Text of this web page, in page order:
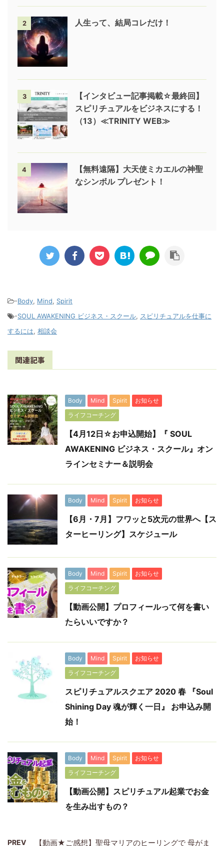
2 人生って、結局コレだけ！
3
【インタビュー記事掲載☆最終回】
スピリチュアルをビジネスにする！
（13）≪TRINITY WEB≫
4
【無料遠隔】大天使ミカエルの神聖
なシンボル プレゼント！
-Body, Mind, Spirit
-SOUL AWAKENING ビジネス・スクール, スピリチュアルを仕事に
するには, 相談会
関連記事
Body Mind Spirit
お知らせ
ライフコーチング
【4月12日☆お申込開始】『 SOUL
AWAKENING ビジネス・スクール』オン
ラインセミナー＆説明会
Body Mind Spirit お知らせ
【6月・7月】フワッと5次元の世界へ【ス
ターヒーリング】スケジュール
Body Mind Spirit
お知らせ
ライフコーチング
【動画公開】プロフィールって何を書い
たらいいですか？
Body Mind Spirit
お知らせ
ライフコーチング
スピリチュアルスクエア 2020 春 『Soul
Shining Day 魂が輝く一日』 お申込み開
始！
Body Mind Spirit
お知らせ
ライフコーチング
【動画公開】スピリチュアル起業でお金
を生み出すもの？
PREV 【動画★ご感想】聖母マリアのヒーリングで 母がま